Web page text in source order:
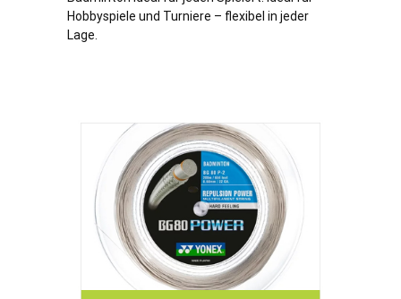
Hobbyspiele und Turniere – flexibel in jeder
Lage